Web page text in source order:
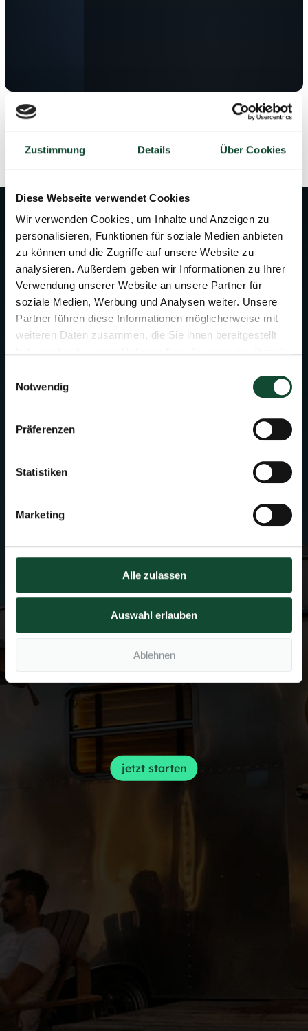
Zustimmung Details Über Cookies
Diese Webseite verwendet Cookies
Wir verwenden Cookies, um Inhalte und Anzeigen zu
personalisieren, Funktionen für soziale Medien anbieten
zu können und die Zugriffe auf unsere Website zu
analysieren. Außerdem geben wir Informationen zu Ihrer
Verwendung unserer Website an unsere Partner für
soziale Medien, Werbung und Analysen weiter. Unsere
Partner führen diese Informationen möglicherweise mit
weiteren Daten zusammen, die Sie ihnen bereitgestellt
Notwendig
Präferenzen
Statistiken
Marketing
Alle zulassen
Auswahl erlauben
Ablehnen
Anfahrt
jetzt starten